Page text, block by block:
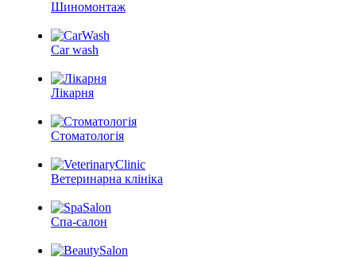
Шиномонтаж
Car wash
Лікарня
Стоматологія
Ветеринарна клініка
Спа-салон